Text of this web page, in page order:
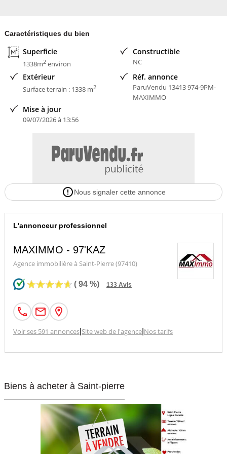
MAXIMMO - 97'KAZ
Caractéristiques du bien
Superficie
1338m2environ
Constructible
NC
Extérieur
Surface terrain : 1338 m2
Réf. annonce
ParuVendu 13413 974-9PM-
MAXIMMO
Mise à jour
09/07/2026 à 13:56
Nous signaler cette annonce
L'annonceur professionnel
MAXIMMO - 97'KAZ
Agence immobilière à Saint-Pierre (97410)
( 94 %) 133Avis
Voir ses 591 annonces| Site web de l'agence| Nos tarifs
Biens à acheter à Saint-pierre